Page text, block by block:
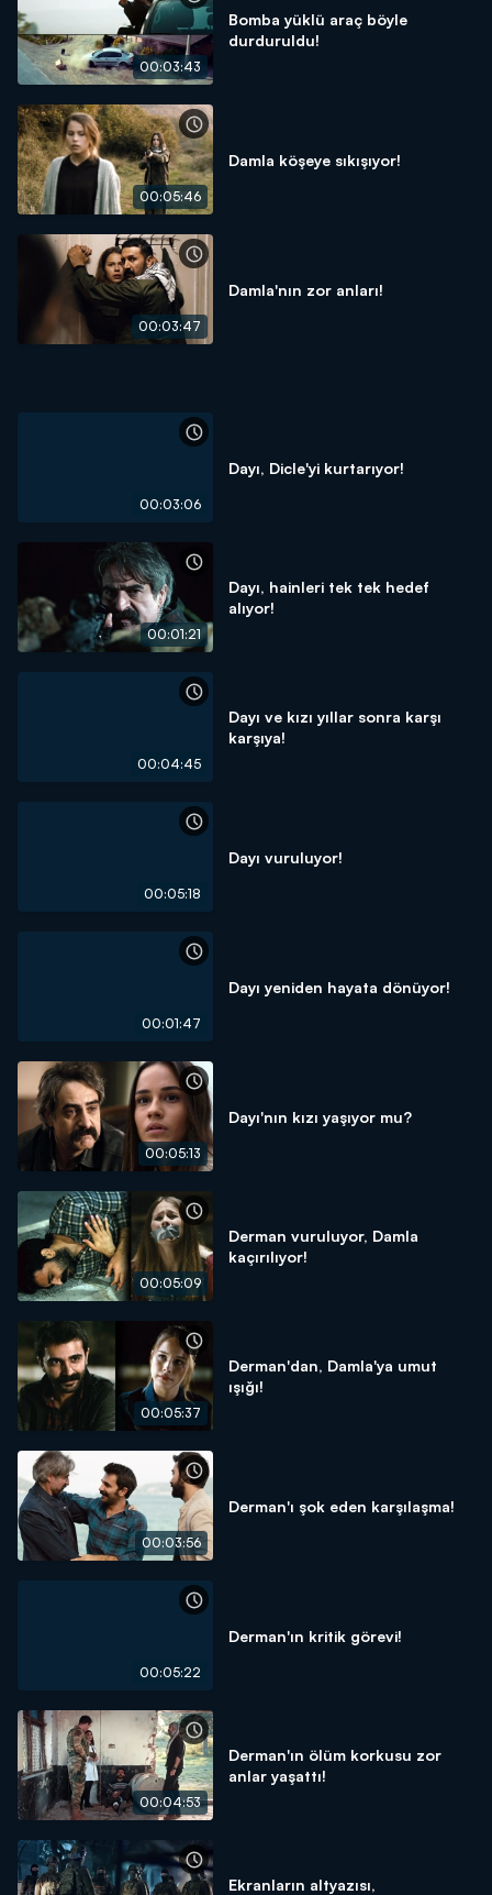
00:03:43
Bomba yüklü araç böyle
durduruldu!
00:05:46
Damla köşeye sıkışıyor!
00:03:47
Damla'nın zor anları!
00:03:06
Dayı, Dicle'yi kurtarıyor!
00:01:21
Dayı, hainleri tek tek hedef
alıyor!
00:04:45
Dayı ve kızı yıllar sonra karşı
karşıya!
00:05:18
Dayı vuruluyor!
00:01:47
Dayı yeniden hayata dönüyor!
00:05:13
Dayı'nın kızı yaşıyor mu?
00:05:09
Derman vuruluyor, Damla
kaçırılıyor!
00:05:37
Derman'dan, Damla'ya umut
ışığı!
00:03:56
Derman'ı şok eden karşılaşma!
00:05:22
Derman'ın kritik görevi!
00:04:53
Derman'ın ölüm korkusu zor
anlar yaşattı!
Ekranların altyazısı,